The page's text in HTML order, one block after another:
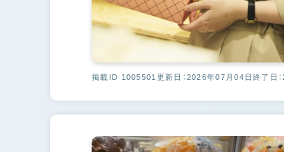
掲載ID 1005501 更新日：2026年07月04日終了日